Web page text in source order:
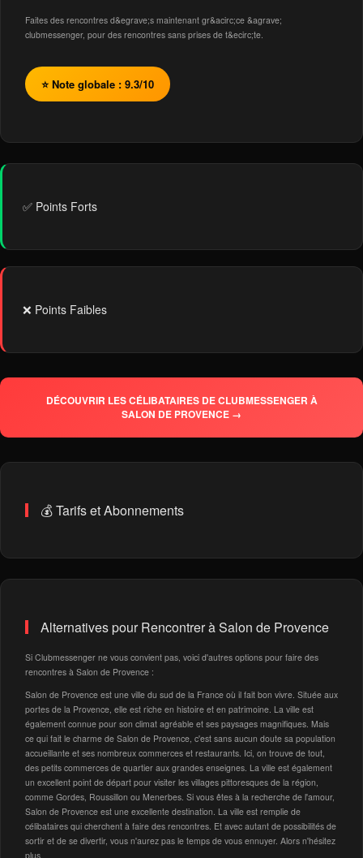
Faites des rencontres d&egrave;s maintenant gr&acirc;ce &agrave;
clubmessenger, pour des rencontres sans prises de t&ecirc;te.
⭐ Note globale : 9.3/10
✅ Points Forts
❌ Points Faibles
DÉCOUVRIR LES CÉLIBATAIRES DE CLUBMESSENGER À
SALON DE PROVENCE →
💰 Tarifs et Abonnements
Alternatives pour Rencontrer à Salon de Provence
Si Clubmessenger ne vous convient pas, voici d'autres options pour faire des
rencontres à Salon de Provence :
Salon de Provence est une ville du sud de la France où il fait bon vivre. Située aux
portes de la Provence, elle est riche en histoire et en patrimoine. La ville est
également connue pour son climat agréable et ses paysages magnifiques. Mais
ce qui fait le charme de Salon de Provence, c'est sans aucun doute sa population
accueillante et ses nombreux commerces et restaurants. Ici, on trouve de tout,
des petits commerces de quartier aux grandes enseignes. La ville est également
un excellent point de départ pour visiter les villages pittoresques de la région,
comme Gordes, Roussillon ou Menerbes. Si vous êtes à la recherche de l'amour,
Salon de Provence est une excellente destination. La ville est remplie de
célibataires qui cherchent à faire des rencontres. Et avec autant de possibilités de
sortir et de se divertir, vous n'aurez pas le temps de vous ennuyer. Alors n'hésitez
plus,